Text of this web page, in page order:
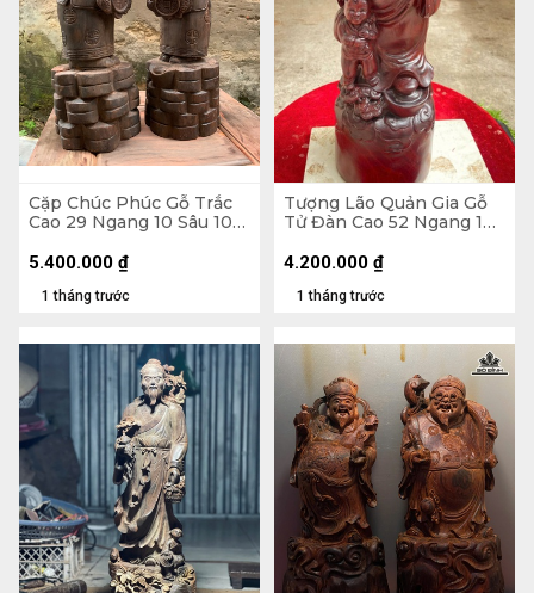
Cặp Chúc Phúc Gỗ Trắc
Cao 29 Ngang 10 Sâu 10
1 tháng trước
5.400.000 ₫
Tượng Lão Quản Gia Gỗ
Tử Đàn Cao 52 Ngang 18
1 tháng trước
4.200.000 ₫